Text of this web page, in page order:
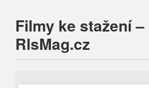
Filmy ke stažení –
RlsMag.cz
content